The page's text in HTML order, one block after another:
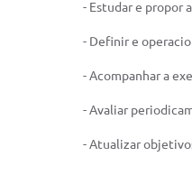
- Estudar e propor
- Definir e
- Acompanhar a
- Avaliar
- Atualizar